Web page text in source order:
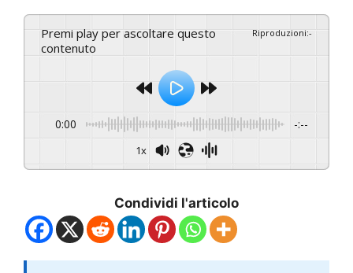
Premi play per ascoltare questo
contenuto
Riproduzioni:-
0:00 -:--
1x
Condividi l'articolo